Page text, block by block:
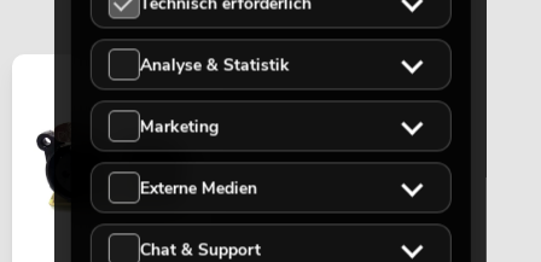
Analyse & Statistik
Marketing
Externe Medien
Chat & Support